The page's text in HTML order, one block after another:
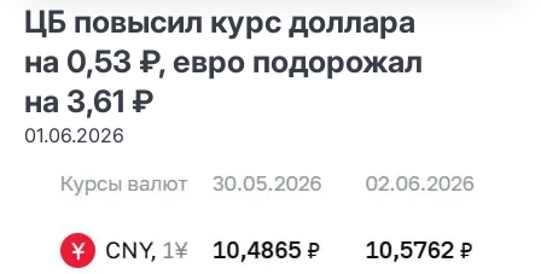
ЦБ повысил курс доллара
на 0,53 ₽, евро подорожал
на 3,61 ₽
01.06.2026